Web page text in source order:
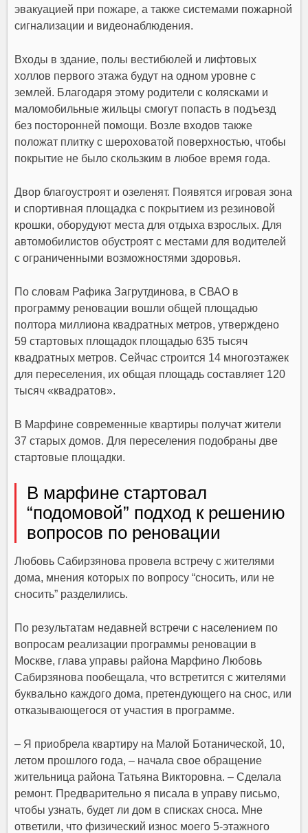
эвакуацией при пожаре, а также системами пожарной
сигнализации и видеонаблюдения.
Входы в здание, полы вестибюлей и лифтовых
холлов первого этажа будут на одном уровне с
землей. Благодаря этому родители с колясками и
маломобильные жильцы смогут попасть в подъезд
без посторонней помощи. Возле входов также
положат плитку с шероховатой поверхностью, чтобы
покрытие не было скользким в любое время года.
Двор благоустроят и озеленят. Появятся игровая зона
и спортивная площадка с покрытием из резиновой
крошки, оборудуют места для отдыха взрослых. Для
автомобилистов обустроят с местами для водителей
с ограниченными возможностями здоровья.
По словам Рафика Загрутдинова, в СВАО в
программу реновации вошли общей площадью
полтора миллиона квадратных метров, утверждено
59 стартовых площадок площадью 635 тысяч
квадратных метров. Сейчас строится 14 многоэтажек
для переселения, их общая площадь составляет 120
тысяч «квадратов».
В Марфине современные квартиры получат жители
37 старых домов. Для переселения подобраны две
стартовые площадки.
В марфине стартовал
“подомовой” подход к решению
вопросов по реновации
Любовь Сабирзянова провела встречу с жителями
дома, мнения которых по вопросу “сносить, или не
сносить” разделились.
По результатам недавней встречи с населением по
вопросам реализации программы реновации в
Москве, глава управы района Марфино Любовь
Сабирзянова пообещала, что встретится с жителями
буквально каждого дома, претендующего на снос, или
отказывающегося от участия в программе.
– Я приобрела квартиру на Малой Ботанической, 10,
летом прошлого года, – начала свое обращение
жительница района Татьяна Викторовна. – Сделала
ремонт. Предварительно я писала в управу письмо,
чтобы узнать, будет ли дом в списках сноса. Мне
ответили, что физический износ моего 5-этажного